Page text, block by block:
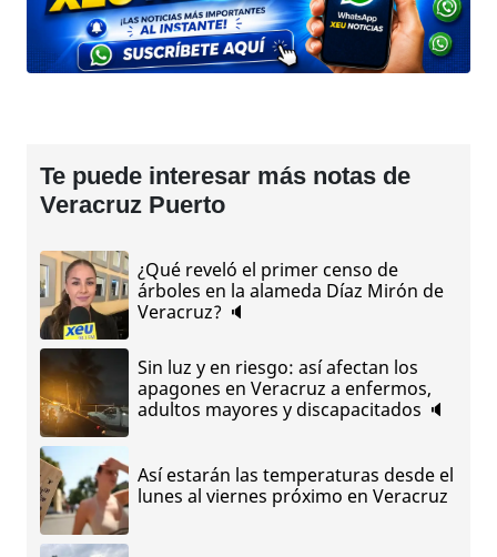
Te puede interesar más notas de
Veracruz Puerto
¿Qué reveló el primer censo de
árboles en la alameda Díaz Mirón de
Veracruz? 🔈
Sin luz y en riesgo: así afectan los
apagones en Veracruz a enfermos,
adultos mayores y discapacitados 🔈
Así estarán las temperaturas desde el
lunes al viernes próximo en Veracruz